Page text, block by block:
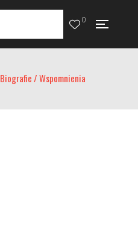
0
Biografie / Wspomnienia